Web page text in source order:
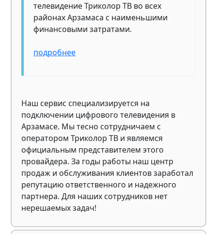
телевидение Триколор ТВ во всех
районах Арзамаса с наименьшими
финансовыми затратами.
подробнее
Наш сервис специализируется на
подключении цифрового телевидения в
Арзамасе. Мы тесно сотрудничаем с
оператором Триколор ТВ и являемся
официальным представителем этого
провайдера. За годы работы наш центр
продаж и обслуживания клиентов заработал
репутацию ответственного и надежного
партнера. Для наших сотрудников нет
нерешаемых задач!